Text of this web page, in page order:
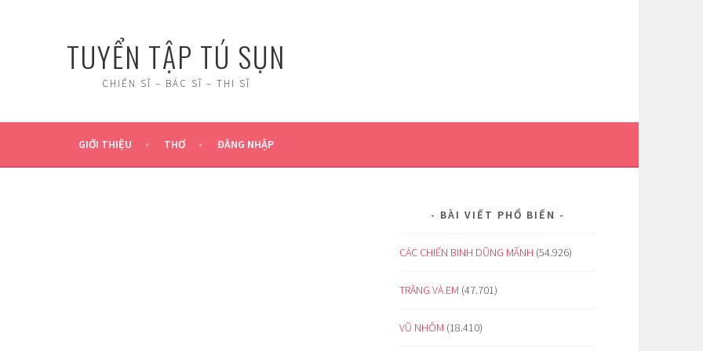
TUYỂN TẬP TÚ SỤN
CHIẾN SĨ – BÁC SĨ – THI SĨ
GIỚI THIỆU THƠ ĐĂNG NHẬP
BÀI VIẾT PHỔ BIẾN
CÁC CHIẾN BINH DŨNG MÃNH (54.926)
TRĂNG VÀ EM (47.701)
VŨ NHÔM (18.410)